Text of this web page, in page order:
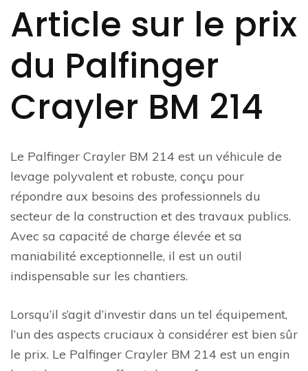
Article sur le prix
du Palfinger
Crayler BM 214
Le Palfinger Crayler BM 214 est un véhicule de
levage polyvalent et robuste, conçu pour
répondre aux besoins des professionnels du
secteur de la construction et des travaux publics.
Avec sa capacité de charge élevée et sa
maniabilité exceptionnelle, il est un outil
indispensable sur les chantiers.
Lorsqu’il s’agit d’investir dans un tel équipement,
l’un des aspects cruciaux à considérer est bien sûr
le prix. Le Palfinger Crayler BM 214 est un engin